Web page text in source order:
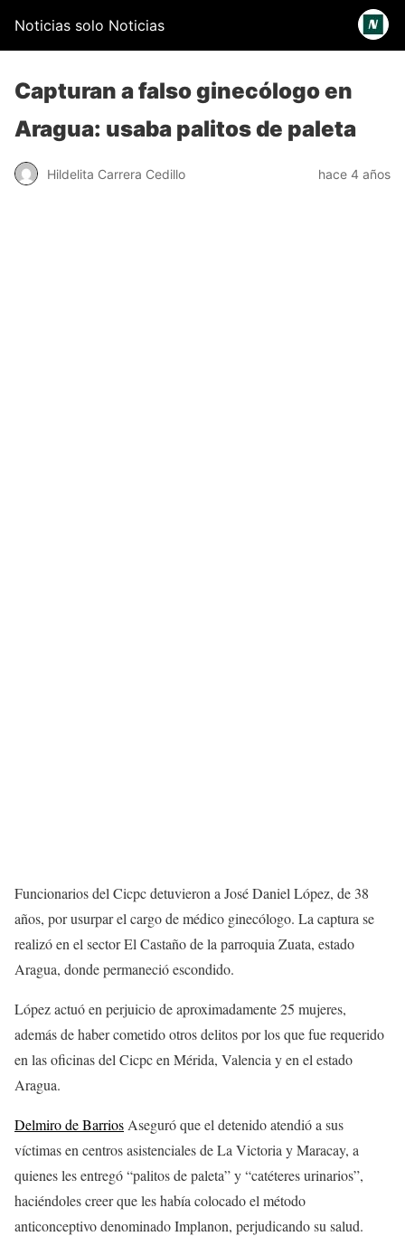
Noticias solo Noticias
Capturan a falso ginecólogo en
Aragua: usaba palitos de paleta
Hildelita Carrera Cedillo hace 4 años
Funcionarios del Cicpc detuvieron a José Daniel López, de 38
años, por usurpar el cargo de médico ginecólogo. La captura se
realizó en el sector El Castaño de la parroquia Zuata, estado
Aragua, donde permaneció escondido.
López actuó en perjuicio de aproximadamente 25 mujeres,
además de haber cometido otros delitos por los que fue requerido
en las oficinas del Cicpc en Mérida, Valencia y en el estado
Aragua.
Delmiro de BarriosAseguró que el detenido atendió a sus
víctimas en centros asistenciales de La Victoria y Maracay, a
quienes les entregó “palitos de paleta” y “catéteres urinarios”,
haciéndoles creer que les había colocado el método
anticonceptivo denominado Implanon, perjudicando su salud.